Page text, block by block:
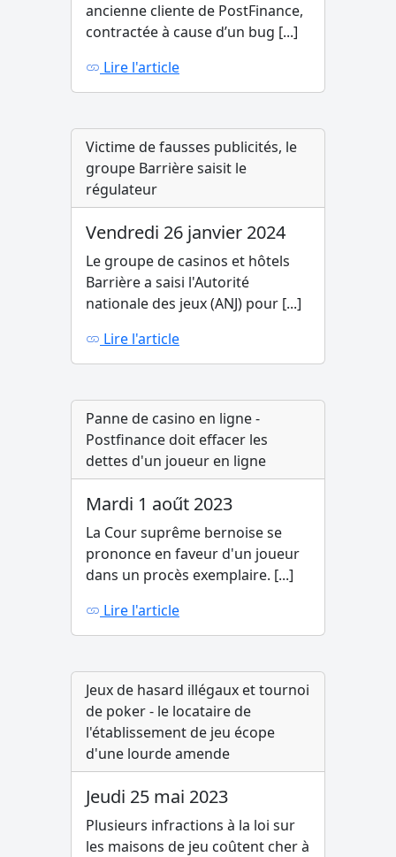
ancienne cliente de PostFinance,
contractée à cause d’un bug [...]
Lire l'article
Victime de fausses publicités, le
groupe Barrière saisit le
régulateur
Vendredi 26 janvier 2024
Le groupe de casinos et hôtels
Barrière a saisi l'Autorité
nationale des jeux (ANJ) pour [...]
Lire l'article
Panne de casino en ligne -
Postfinance doit effacer les
dettes d'un joueur en ligne
Mardi 1 aoűt 2023
La Cour suprême bernoise se
prononce en faveur d'un joueur
dans un procès exemplaire. [...]
Lire l'article
Jeux de hasard illégaux et tournoi
de poker - le locataire de
l'établissement de jeu écope
d'une lourde amende
Jeudi 25 mai 2023
Plusieurs infractions à la loi sur
les maisons de jeu coûtent cher à